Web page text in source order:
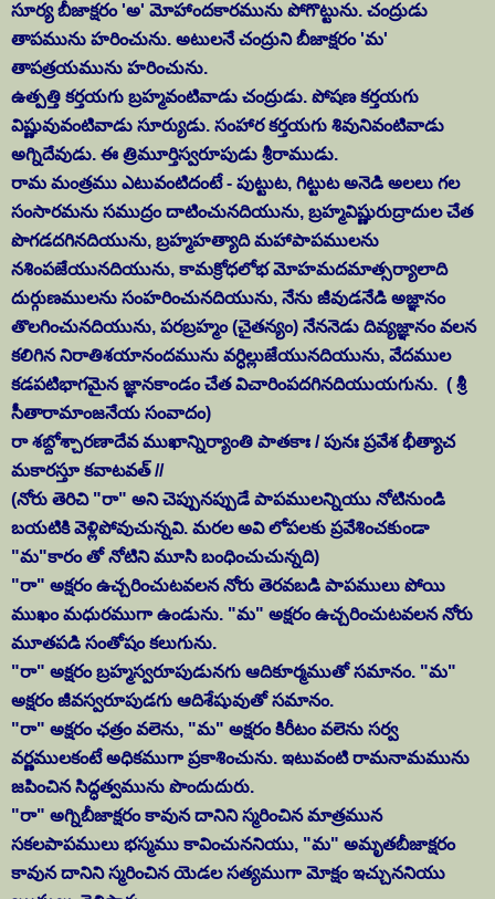
సూర్య బీజాక్షరం 'అ' మోహాందకారమును పోగొట్టును. చంద్రుడు
తాపమును హరించును. అటులనే చంద్రుని బీజాక్షరం 'మ'
తాపత్రయమును హరించును.
ఉత్పత్తి కర్తయగు బ్రహ్మవంటివాడు చంద్రుడు. పోషణ కర్తయగు
విష్ణువువంటివాడు సూర్యుడు. సంహార కర్తయగు శివునివంటివాడు
అగ్నిదేవుడు. ఈ త్రిమూర్తిస్వరూపుడు శ్రీరాముడు.
రామ మంత్రము ఎటువంటిదంటే - పుట్టుట, గిట్టుట అనెడి అలలు గల
సంసారమను సముద్రం దాటించునదియును, బ్రహ్మవిష్ణురుద్రాదుల చేత
పొగడదగినదియును, బ్రహ్మహత్యాది మహాపాపములను
నశింపజేయునదియును, కామక్రోధలోభ మోహమదమాత్సర్యాలాది
దుర్గుణములను సంహరించునదియును, నేను జీవుడనేడి అజ్ఞానం
తొలగించునదియును, పరబ్రహ్మం (చైతన్యం) నేననెడు దివ్యజ్ఞానం వలన
కలిగిన నిరాతిశయానందమును వర్ధిల్లుజేయునదియును, వేదముల
కడపటిభాగమైన జ్ఞానకాండం చేత విచారింపదగినదియుయగును. ( శ్రీ
సీతారామాంజనేయ సంవాదం)
రా శబ్దోశ్చారణాదేవ ముఖాన్నిర్యాంతి పాతకాః / పునః ప్రవేశ భీత్యాచ
మకారస్తూ కవాటవత్ //
(నోరు తెరిచి "రా" అని చెప్పునప్పుడే పాపములన్నియు నోటినుండి
బయటికి వెళ్లిపోవుచున్నవి. మరల అవి లోపలకు ప్రవేశించకుండా
"మ"కారం తో నోటిని మూసి బంధించుచున్నది)
"రా" అక్షరం ఉచ్చరించుటవలన నోరు తెరవబడి పాపములు పోయి
ముఖం మధురముగా ఉండును. "మ" అక్షరం ఉచ్చరించుటవలన నోరు
మూతపడి సంతోషం కలుగును.
"రా" అక్షరం బ్రహ్మస్వరూపుడునగు ఆదికూర్మముతో సమానం. "మ"
అక్షరం జీవస్వరూపుడగు ఆదిశేషువుతో సమానం.
"రా" అక్షరం ఛత్రం వలెను, "మ" అక్షరం కిరీటం వలెను సర్వ
వర్ణములకంటే అధికముగా ప్రకాశించును. ఇటువంటి రామనామమును
జపించిన సిద్ధత్వమును పొందుదురు.
"రా" అగ్నిబీజాక్షరం కావున దానిని స్మరించిన మాత్రమున
సకలపాపములు భస్మము కావించుననియు, "మ" అమృతబీజాక్షరం
కావున దానిని స్మరించిన యెడల సత్యముగా మోక్షం ఇచ్చుననియు